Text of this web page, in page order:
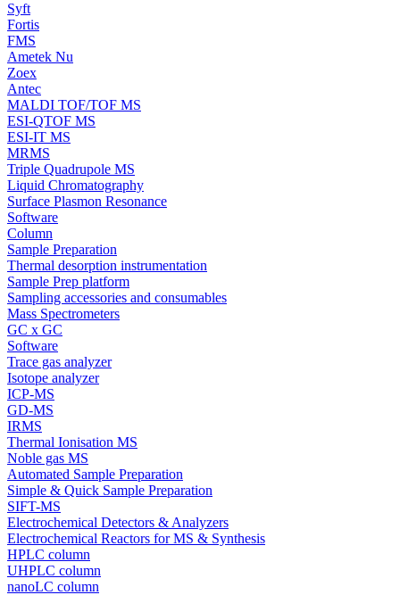
Syft
Fortis
FMS
Ametek Nu
Zoex
Antec
MALDI TOF/TOF MS
ESI-QTOF MS
ESI-IT MS
MRMS
Triple Quadrupole MS
Liquid Chromatography
Surface Plasmon Resonance
Software
Column
Sample Preparation
Thermal desorption instrumentation
Sample Prep platform
Sampling accessories and consumables
Mass Spectrometers
GC x GC
Software
Trace gas analyzer
Isotope analyzer
ICP-MS
GD-MS
IRMS
Thermal Ionisation MS
Noble gas MS
Automated Sample Preparation
Simple & Quick Sample Preparation
SIFT-MS
Electrochemical Detectors & Analyzers
Electrochemical Reactors for MS & Synthesis
HPLC column
UHPLC column
nanoLC column